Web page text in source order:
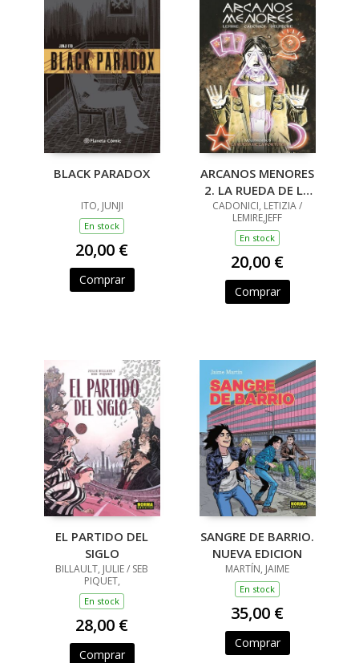
BLACK PARADOX
ITO, JUNJI
En stock
20,00 €
Comprar
ARCANOS MENORES
2. LA RUEDA DE LA
FORTUNA
CADONICI, LETIZIA /
LEMIRE,JEFF
En stock
20,00 €
Comprar
EL PARTIDO DEL
SIGLO
BILLAULT, JULIE / SEB
PIQUET,
En stock
28,00 €
Comprar
SANGRE DE BARRIO.
NUEVA EDICION
MARTÍN, JAIME
En stock
35,00 €
Comprar